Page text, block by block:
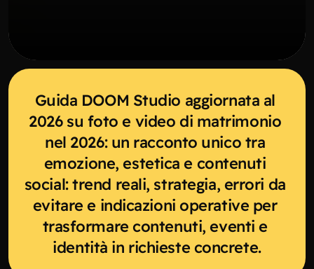
Guida DOOM Studio aggiornata al
2026 su foto e video di matrimonio
nel 2026: un racconto unico tra
emozione, estetica e contenuti
social: trend reali, strategia, errori da
evitare e indicazioni operative per
trasformare contenuti, eventi e
identità in richieste concrete.